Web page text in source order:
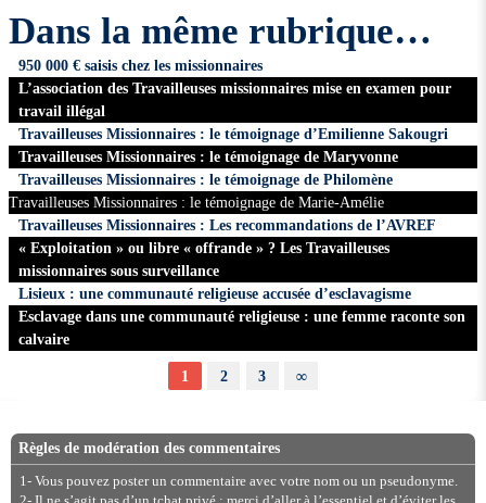
Dans la même rubrique…
950 000 € saisis chez les missionnaires
L’association des Travailleuses missionnaires mise en examen pour
travail illégal
Travailleuses Missionnaires : le témoignage d’Emilienne Sakougri
Travailleuses Missionnaires : le témoignage de Maryvonne
Travailleuses Missionnaires : le témoignage de Philomène
Travailleuses Missionnaires : le témoignage de Marie-Amélie
Travailleuses Missionnaires : Les recommandations de l’AVREF
« Exploitation » ou libre « offrande » ? Les Travailleuses
missionnaires sous surveillance
Lisieux : une communauté religieuse accusée d’esclavagisme
Esclavage dans une communauté religieuse : une femme raconte son
calvaire
1 2 3 ∞
Règles de modération des commentaires
1- Vous pouvez poster un commentaire avec votre nom ou un pseudonyme.